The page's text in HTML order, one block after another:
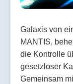
Galaxis von
MANTIS,
die Kontrolle
gesetzloser
Gemeinsam